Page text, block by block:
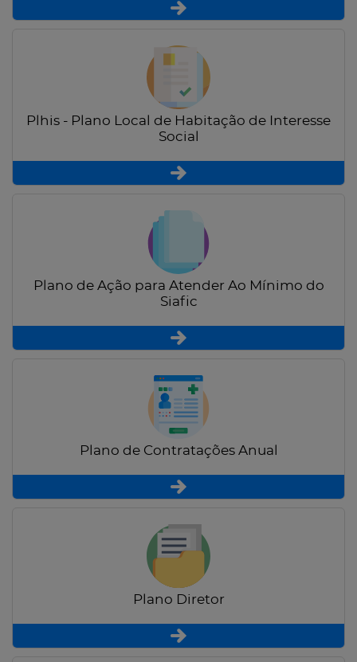
Plhis - Plano Local de Habitação de Interesse
Social
Plano de Ação para Atender Ao Mínimo do
Siafic
Plano de Contratações Anual
Plano Diretor